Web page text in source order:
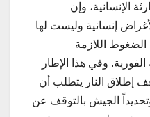
الإنسانية، وإن
إنسانية وليست لها
اللازمة
وفي هذا الإطار
إطلاق النار يتطلب أن
الجيش بالتوقف عن